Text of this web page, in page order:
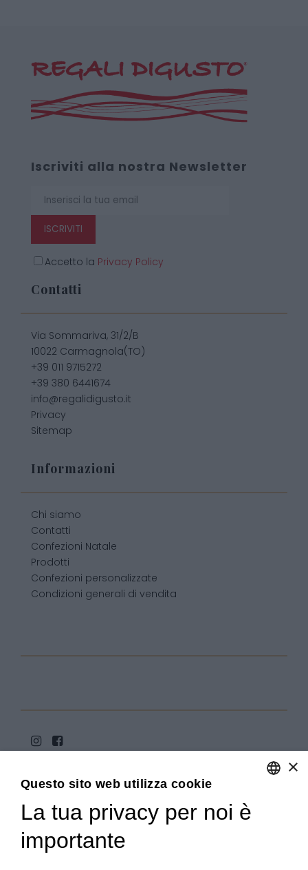
Iscriviti alla nostra Newsletter
ISCRIVITI
Accetto la Privacy Policy
Contatti
Via Sommariva, 31/2/B
10022 Carmagnola(TO)
+39 011 9715272
+39 380 6441674
info@regalidigusto.it
Privacy
Sitemap
Informazioni
Chi siamo
Contatti
Confezioni Natale
Prodotti
Confezioni personalizzate
Condizioni generali di vendita
Copyright 2020© Regali Digusto è un marchio di Olio
×
Questo sito web utilizza cookie
La tua privacy per noi è
importante